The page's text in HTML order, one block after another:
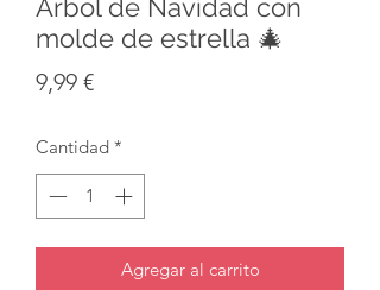
Árbol de Navidad con
molde de estrella 🎄
9,99 €Precio
Cantidad *
Agregar al carrito